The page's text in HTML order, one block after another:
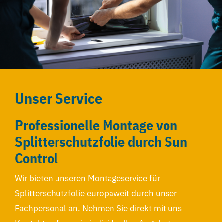
Unser Service
Professionelle Montage von
Splitterschutzfolie durch Sun
Control
Wir bieten unseren Montageservice für
Splitterschutzfolie europaweit durch unser
Fachpersonal an. Nehmen Sie direkt mit uns